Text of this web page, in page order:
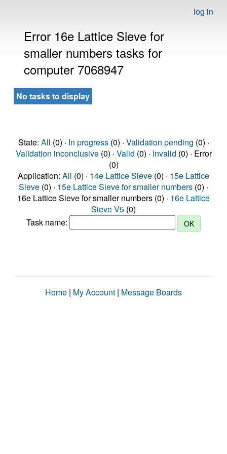
log in
Error 16e Lattice Sieve for
smaller numbers tasks for
computer 7068947
No tasks to display
State: All (0) · In progress(0) · Validation pending (0) ·
Validation inconclusive(0) · Valid (0) · Invalid (0) · Error
(0)
Application: All (0) · 14e Lattice Sieve (0) · 15e Lattice
Sieve (0) · 15e Lattice Sieve for smaller numbers (0) ·
16e Lattice Sieve for smaller numbers (0) · 16e Lattice
Sieve V5 (0)
Task name:
Home | My Account | Message Boards